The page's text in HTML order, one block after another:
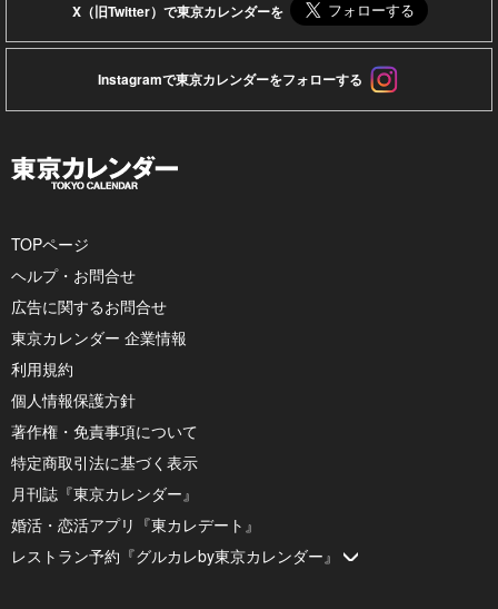
X（旧Twitter）で東京カレンダーを
Instagramで東京カレンダーをフォローする
TOPページ
ヘルプ・お問合せ
広告に関するお問合せ
東京カレンダー 企業情報
利用規約
個人情報保護方針
著作権・免責事項について
特定商取引法に基づく表示
月刊誌『東京カレンダー』
婚活・恋活アプリ『東カレデート』
レストラン予約『グルカレby東京カレンダー』